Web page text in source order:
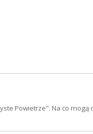
Powietrze". Na co mogą